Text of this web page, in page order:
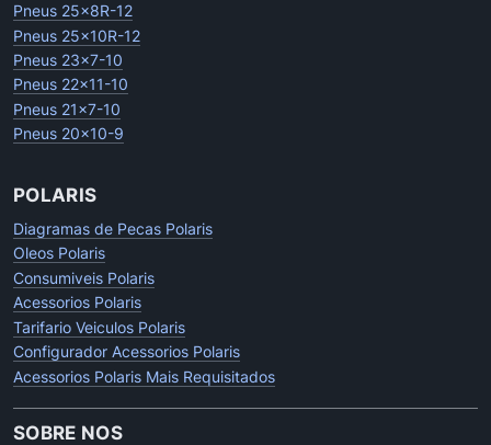
Pneus 25x8R-12
Pneus 25x10R-12
Pneus 23x7-10
Pneus 22x11-10
Pneus 21x7-10
Pneus 20x10-9
POLARIS
Diagramas de Pecas Polaris
Oleos Polaris
Consumiveis Polaris
Acessorios Polaris
Tarifario Veiculos Polaris
Configurador Acessorios Polaris
Acessorios Polaris Mais Requisitados
SOBRE NOS